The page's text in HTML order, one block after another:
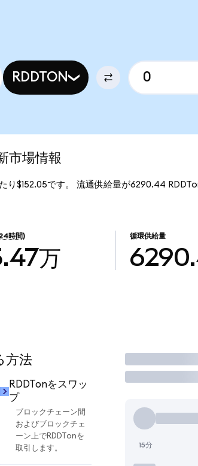
RDDTON
場情報
り$152.05です。 流通供給量が6290.44
時間)
万
循環供給量
法
RDDTonをスワッ
プ
ブロックチェーン間
およびブロックチェ
ーン上でRDDTonを
取引します。
取引
15分